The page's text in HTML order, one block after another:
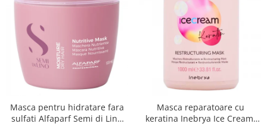
Masca pentru hidratare fara
sulfati Alfaparf Semi di Lino
Masca reparatoare cu
keratina Inebrya Ice Cream,